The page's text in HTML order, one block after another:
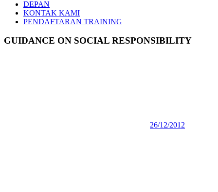
DEPAN
KONTAK KAMI
PENDAFTARAN TRAINING
GUIDANCE ON SOCIAL RESPONSIBILITY
26/12/2012